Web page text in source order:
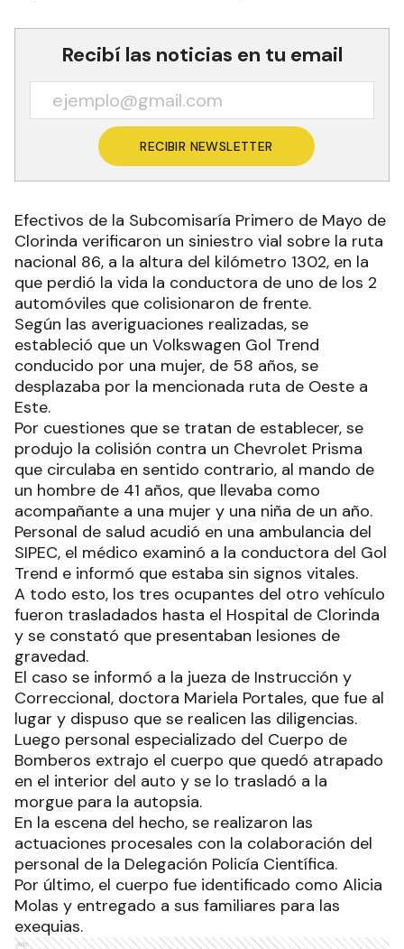
Recibí las noticias en tu email
RECIBIR NEWSLETTER
Efectivos de la Subcomisaría Primero de Mayo de
Clorinda verificaron un siniestro vial sobre la ruta
nacional 86, a la altura del kilómetro 1302, en la
que perdió la vida la conductora de uno de los 2
automóviles que colisionaron de frente.
Según las averiguaciones realizadas, se
estableció que un Volkswagen Gol Trend
conducido por una mujer, de 58 años, se
desplazaba por la mencionada ruta de Oeste a
Este.
Por cuestiones que se tratan de establecer, se
produjo la colisión contra un Chevrolet Prisma
que circulaba en sentido contrario, al mando de
un hombre de 41 años, que llevaba como
acompañante a una mujer y una niña de un año.
Personal de salud acudió en una ambulancia del
SIPEC, el médico examinó a la conductora del Gol
Trend e informó que estaba sin signos vitales.
A todo esto, los tres ocupantes del otro vehículo
fueron trasladados hasta el Hospital de Clorinda
y se constató que presentaban lesiones de
gravedad.
El caso se informó a la jueza de Instrucción y
Correccional, doctora Mariela Portales, que fue al
lugar y dispuso que se realicen las diligencias.
Luego personal especializado del Cuerpo de
Bomberos extrajo el cuerpo que quedó atrapado
en el interior del auto y se lo trasladó a la
morgue para la autopsia.
En la escena del hecho, se realizaron las
actuaciones procesales con la colaboración del
personal de la Delegación Policía Científica.
Por último, el cuerpo fue identificado como Alicia
Molas y entregado a sus familiares para las
exequias.
Ads